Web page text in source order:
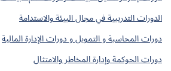
الدورات التدريبية في مجال البيئة والاستدامة
دورات المحاسبة و التمويل و دورات الإدارة المالية
دورات الحوكمة وإدارة المخاطر والامتثال